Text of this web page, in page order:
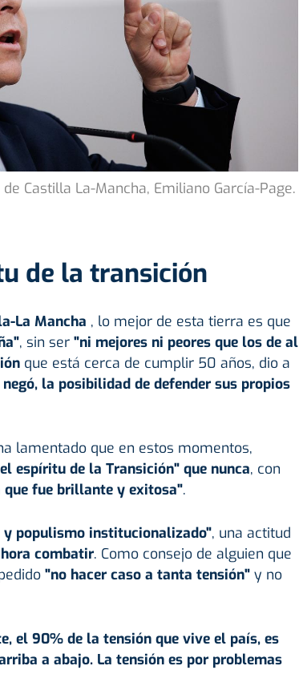
Castilla La-Mancha, Emiliano García-Page.
de la transición
La Mancha , lo mejor de esta tierra es que
, sin ser "ni mejores ni peores que los de al
que está cerca de cumplir 50 años, dio a
la posibilidad de defender sus propios
lamentado que en estos momentos,
espíritu de la Transición" que nunca, con
que fue brillante y exitosa".
populismo institucionalizado", una actitud
combatir. Como consejo de alguien que
"no hacer caso a tanta tensión"y no
el 90% de la tensión que vive el país, es
a abajo. La tensión es por problemas